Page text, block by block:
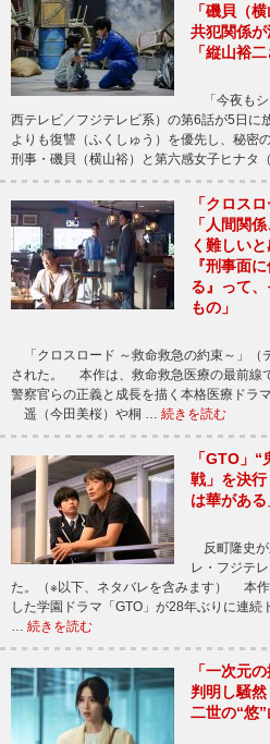
「磯貝（
共犯関係が
「縦山裕
「今夜もシ
西テレビ／フジテレビ系）の第6話が5日
よりも復讐（ふくしゅう）を優先し、秘密
刑事・磯貝（横山裕）と第六感女子ヒナタ
「クロス
「人間関
く難しい
『刑事面
る』って
もの」
「クロスロード ～救命救急の約束～」（
された。 本作は、救命救急医療の最前線
警察官らの正義と成長を描く本格医療ドラ
遥（今田美桜）や桐 … 続きを読む
「GTO」
戦」を決
は華がある
反町隆史が
レ・フジテ
た。（※以下、ネタバレを含みます） 本
した学園ドラマ「GTO」が28年ぶりに連続
続きを読む
「一次元
判明し騒
二世の“悠”